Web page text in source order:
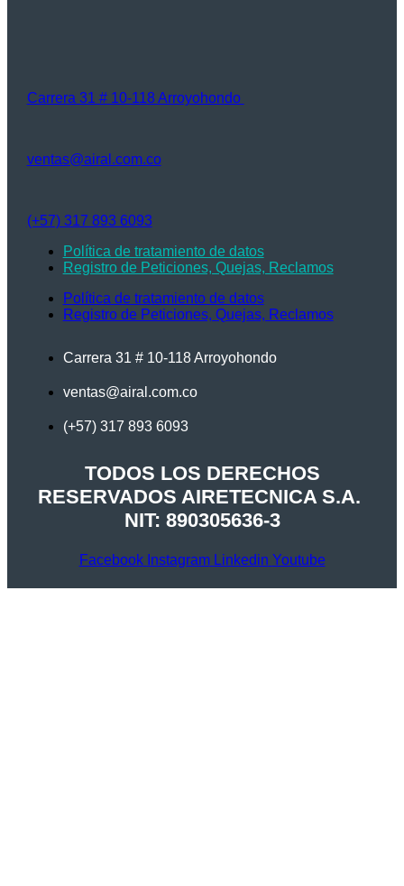
Carrera 31 # 10-118 Arroyohondo ​
ventas@airal.com.co​
(+57) 317 893 6093​
Política de tratamiento de datos
Registro de Peticiones, Quejas, Reclamos
Política de tratamiento de datos
Registro de Peticiones, Quejas, Reclamos
Carrera 31 # 10-118 Arroyohondo ​
ventas@airal.com.co​
(+57) 317 893 6093​
TODOS LOS DERECHOS
RESERVADOS AIRETECNICA S.A.
NIT: 890305636-3
Facebook Instagram Linkedin Youtube